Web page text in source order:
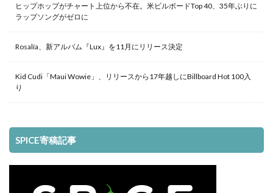
ヒップホップがチャート上位から不在。米ビルボードTop 40、35年ぶりに
ラップソングがゼロに
Rosalía、新アルバム『Lux』を11月にリリース決定
Kid Cudi「Maui Wowie」、リリースから17年越しにBillboard Hot 100入
り
SPICE寄稿記事